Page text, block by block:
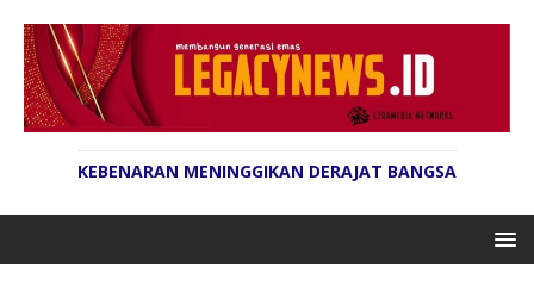
KEBENARAN MENINGGIKAN DERAJAT BANGSA